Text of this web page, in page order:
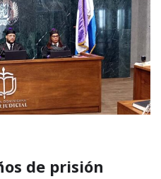
de prisión